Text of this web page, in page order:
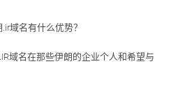
域名有什么优势？
域名在那些伊朗的企业个人和希望与